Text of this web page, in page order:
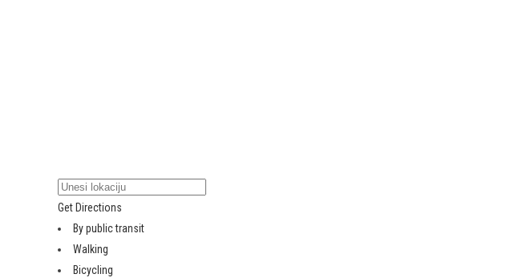
Get Directions
By public transit
Walking
Bicycling